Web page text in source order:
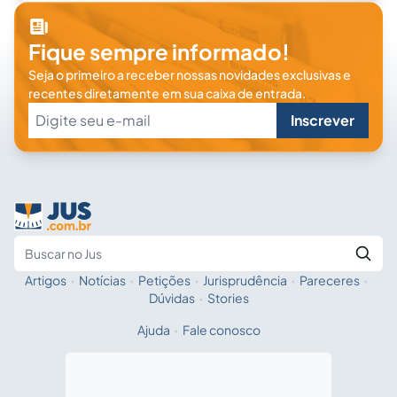
Fique sempre informado!
Seja o primeiro a receber nossas novidades exclusivas e
recentes diretamente em sua caixa de entrada.
Inscrever
Fale com a IA
Artigos · Notícias · Petições · Jurisprudência · Pareceres ·
Dúvidas · Stories
Ajuda · Fale conosco